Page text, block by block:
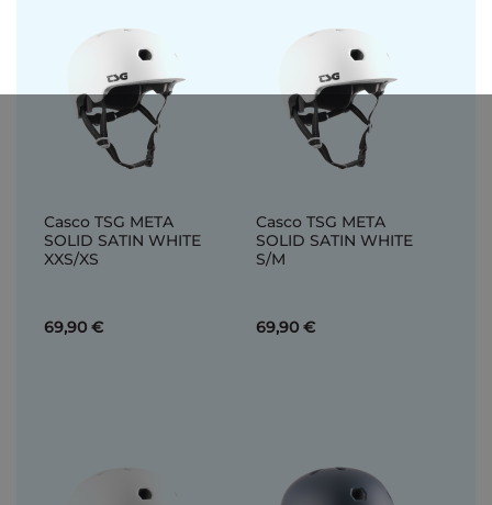
Casco TSG META
SOLID SATIN WHITE
XXS/XS
69,90 €
Casco TSG META
SOLID SATIN WHITE
S/M
69,90 €